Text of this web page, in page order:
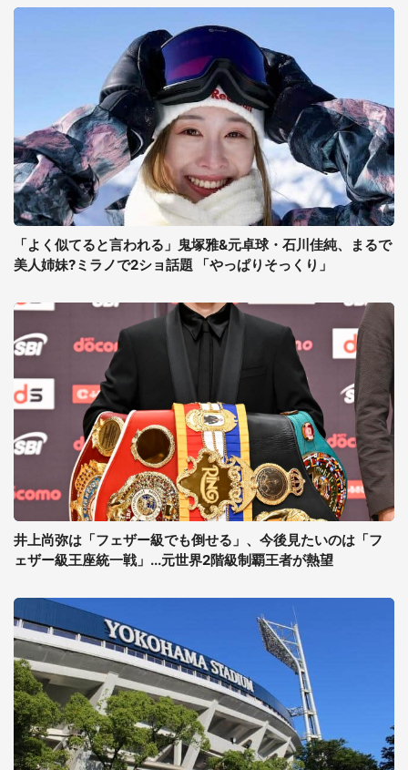
「よく似てると言われる」鬼塚雅&元卓球・石川佳純、まるで
美人姉妹?ミラノで2ショ話題 「やっぱりそっくり」
井上尚弥は「フェザー級でも倒せる」、今後見たいのは「フ
ェザー級王座統一戦」...元世界2階級制覇王者が熱望